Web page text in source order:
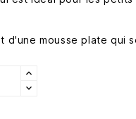
d'une mousse plate qui